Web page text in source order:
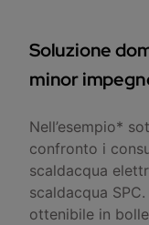
Soluzione
minor
Nell’esempio*
confronto i
scaldacqua
scaldacqua
ottenibile in